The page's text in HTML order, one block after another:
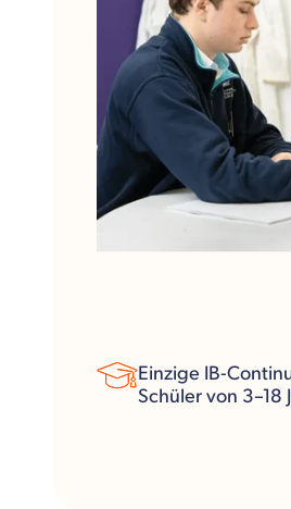
Einzige IB-
Schüler von 3–18